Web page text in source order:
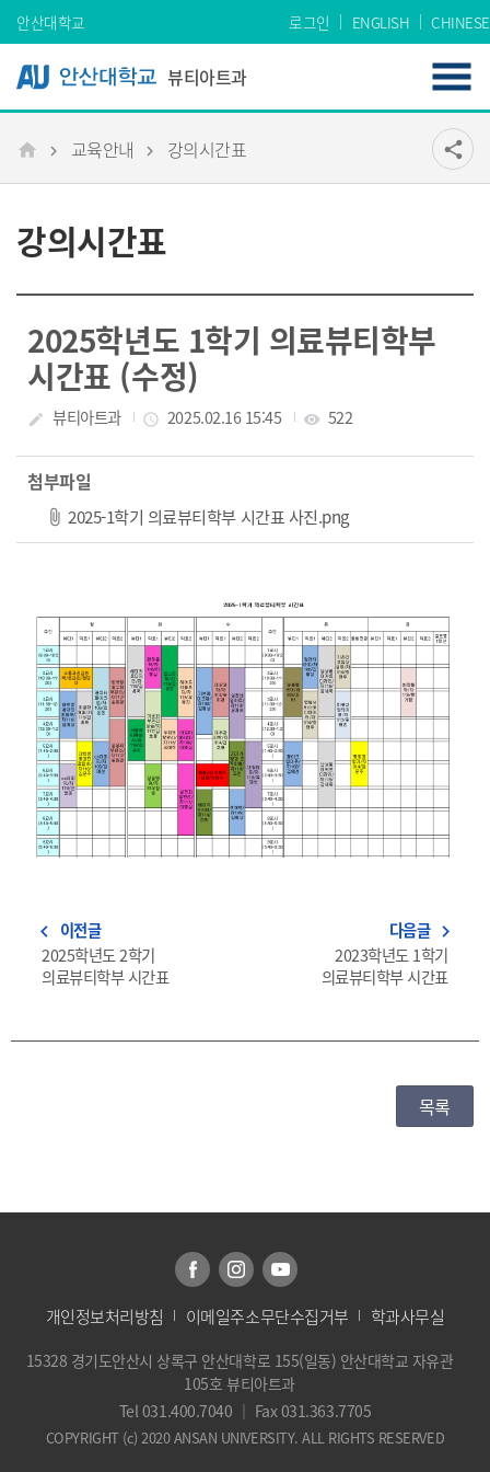
Skip Menu
안산대학교 로그인 ENGLISH CHINESE
뷰티아트과
메인 교육안내 강의시간표 공유
share
강의시간표
2025학년도 1학기 의료뷰티학부
시간표 (수정)
작성자
create 뷰티아트과 작성일
access_time 2025.02.16 15:45 조회수
visibility 522
첨부파일
2025-1학기 의료뷰티학부 시간표 사진.png파일 다운로드
navigate_before 이전글
2025학년도 2학기
의료뷰티학부 시간표
다음글 navigate_next
2023학년도 1학기
의료뷰티학부 시간표
목록
개인정보처리방침 이메일주소무단수집거부 학과사무실
15328 경기도안산시 상록구 안산대학로 155(일동) 안산대학교 자유관
105호 뷰티아트과
Tel 031.400.7040 ｜ Fax 031.363.7705
COPYRIGHT (c) 2020 ANSAN UNIVERSITY. ALL RIGHTS RESERVED